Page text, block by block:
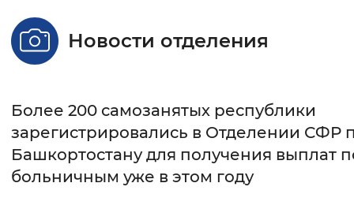
Стандартный Увеличенный
Интервал между буквами
Новости отделения
Более 200 самозанятых республики
зарегистрировались в Отделении СФР
Башкортостану для получения выплат
больничным уже в этом году